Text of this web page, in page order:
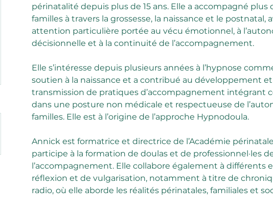
périnatalité depuis plus de 15 ans. Elle a accompagné plus
familles à travers la grossesse, la naissance et le postnatal,
attention particulière portée au vécu émotionnel, à
décisionnelle et à la continuité de l’accompagnement.
Elle s’intéresse depuis plusieurs années à l’hypnose
soutien à la naissance et a contribué au développement et
transmission de pratiques d’accompagnement intégrant
dans une posture non médicale et respectueuse de
familles. Elle est à l’origine de l’approche Hypnodoula.
Annick est formatrice et directrice de l’Académie
participe à la formation de doulas et de professionnel·les
l’accompagnement. Elle collabore également à différents
réflexion et de vulgarisation, notamment à titre de
radio, où elle aborde les réalités périnatales, familiales et